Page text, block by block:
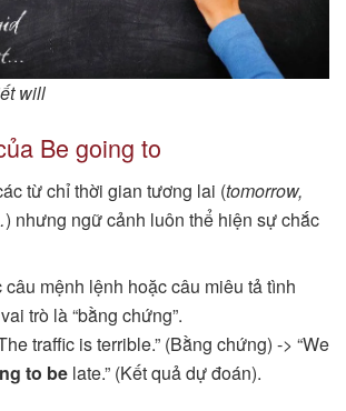
will
Be going to
từ chỉ thời gian tương lai (tomorrow,
) nhưng ngữ cảnh luôn thể hiện sự chắc
mệnh lệnh hoặc câu miêu tả tình
trò là “bằng chứng”.
traffic is terrible.” (Bằng chứng) -> “We
to belate.” (Kết quả dự đoán).